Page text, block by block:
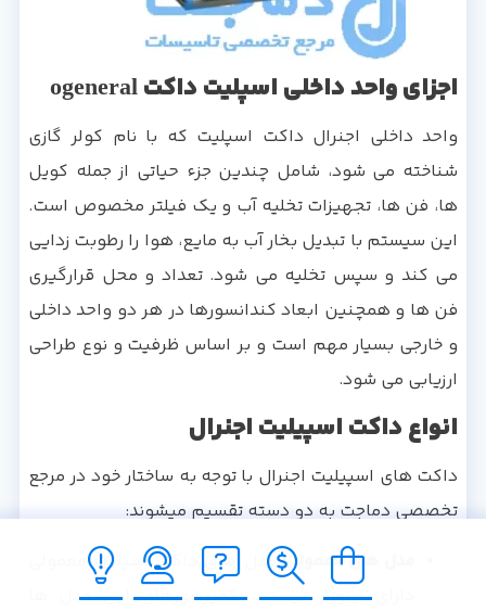
اجزای واحد داخلی اسپلیت داکت ogeneral
واحد داخلی اجنرال داکت اسپلیت که با نام کولر گازی
شناخته می شود، شامل چندین جزء حیاتی از جمله کویل
ها، فن ها، تجهیزات تخلیه آب و یک فیلتر مخصوص است.
این سیستم با تبدیل بخار آب به مایع، هوا را رطوبت زدایی
می کند و سپس تخلیه می شود. تعداد و محل قرارگیری
فن ها و همچنین ابعاد کندانسورها در هر دو واحد داخلی
و خارجی بسیار مهم است و بر اساس ظرفیت و نوع طراحی
ارزیابی می شود.
انواع داکت اسپیلیت اجنرال
داکت های اسپیلیت اجنرال با توجه به ساختار خود در مرجع
تخصصی دماجت به دو دسته تقسیم میشوند:
مدل های معمولی:مدل های داکت اسپلیت معمولی
دارای اینورتر نیستند. کمپرسورهای این مدل ها